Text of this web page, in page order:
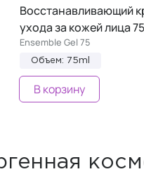
Восстанавливающий
ухода за кожей лица
Ensemble Gel 75
Объем: 75ml
В корзину